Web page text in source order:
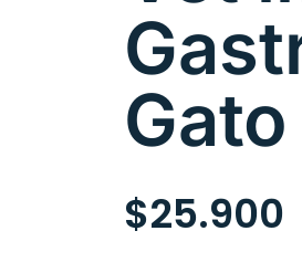
Gato
$25.900